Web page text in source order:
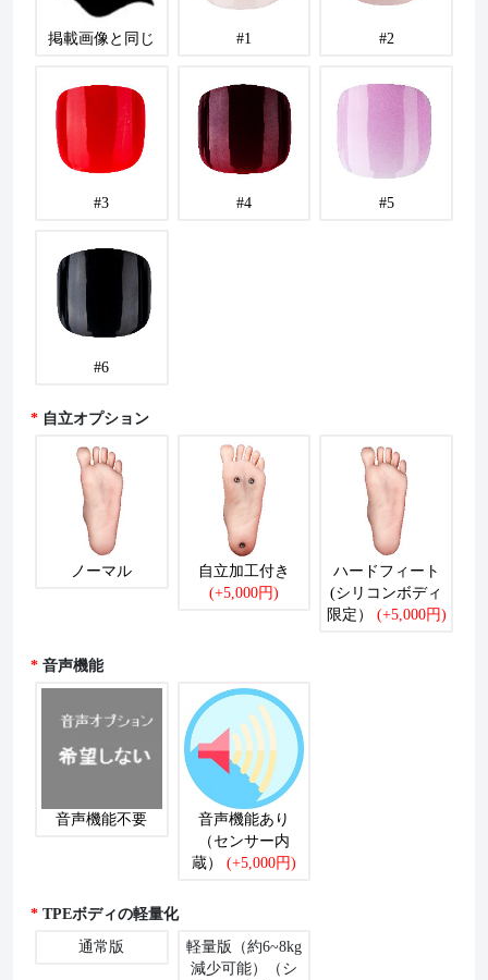
掲載画像と同じ #1 #2
#3 #4 #5
#6
自立オプション
ノーマル
自立加工付き
(+5,000円)
ハードフィート
(シリコンボディ
限定）
(+5,000円)
音声機能
音声機能不要
音声機能あり
（センサー内
蔵）
(+5,000円)
TPEボディの軽量化
通常版
軽量版（約6~8kg
減少可能）（シ